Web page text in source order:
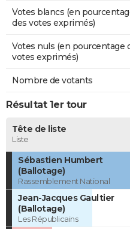
Votes blancs (en
des votes exprimés)
Votes nuls (en pourcentage
votes exprimés)
Nombre de votants
Résultat 1er tour
Tête de liste
Liste
Sébastien Humbert
(Ballotage)
Rassemblement National
Jean-Jacques Gaultier
(Ballotage)
Les Républicains